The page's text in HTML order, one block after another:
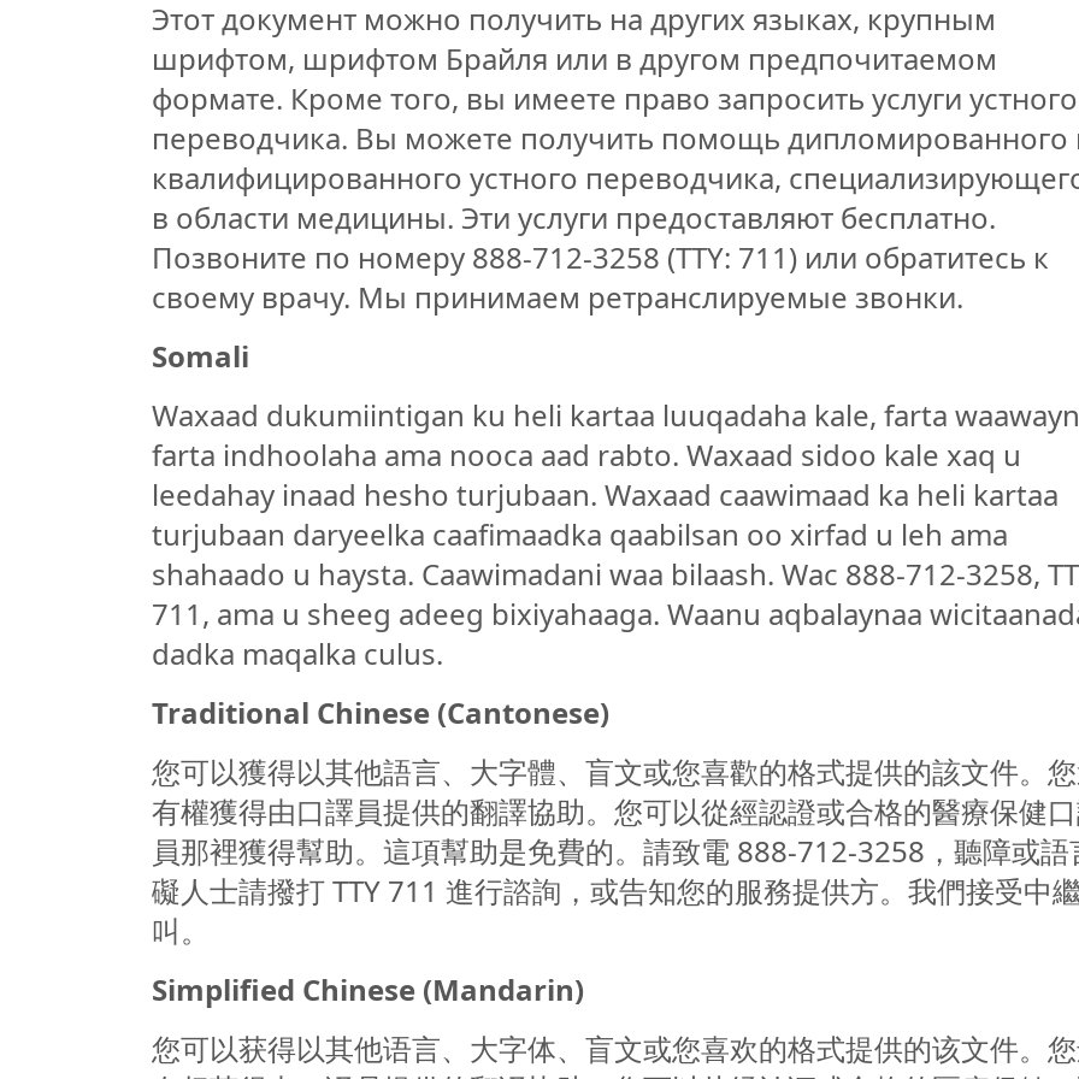
Этот документ можно получить на других языках, крупным
шрифтом, шрифтом Брайля или в другом предпочитаемом
формате. Кроме того, вы имеете право запросить услуги устного
переводчика. Вы можете получить помощь дипломированного
квалифицированного устного переводчика,
в области медицины. Эти услуги предоставляют бесплатно.
Позвоните по номеру 888-712-3258 (TTY: 711) или обратитесь к
своему врачу. Мы принимаем ретранслируемые звонки.
Somali
Waxaad dukumiintigan ku heli kartaa luuqadaha kale, farta
farta indhoolaha ama nooca aad rabto. Waxaad sidoo kale xaq u
leedahay inaad hesho turjubaan. Waxaad caawimaad ka heli kartaa
turjubaan daryeelka caafimaadka qaabilsan oo xirfad u leh ama
shahaado u haysta. Caawimadani waa bilaash. Wac 888-712-3258,
711, ama u sheeg adeeg bixiyahaaga. Waanu aqbalaynaa
dadka maqalka culus.
Traditional Chinese (Cantonese)
您可以獲得以其他語言、大字體、盲文或您喜歡的格式提供的該文件。
有權獲得由口譯員提供的翻譯協助。您可以從經認證或合格的醫療保健
員那裡獲得幫助。這項幫助是免費的。請致電 888-712-3258，聽障或語
礙人士請撥打 TTY 711 進行諮詢，或告知您的服務提供方。我們接受中
叫。
Simplified Chinese (Mandarin)
您可以获得以其他语言、大字体、盲文或您喜欢的格式提供的该文件。